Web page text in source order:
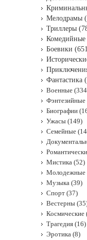
Мелодрамы
Триллеры
Комедийные
Боевики
Фантастика
Военные
Фэнтезийные
Биографии
Ужасы (149)
Семейные
Мистика (52)
Молодежные
Музыка (39)
Спорт (37)
Вестерны
Космические
Трагедия (16)
Эротика (8)